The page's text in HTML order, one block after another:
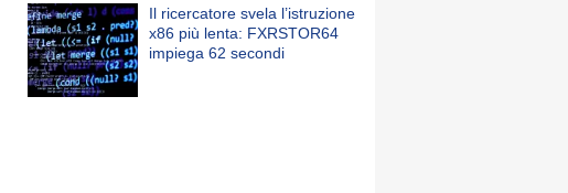
Il ricercatore svela l’istruzione
x86 più lenta: FXRSTOR64
impiega 62 secondi